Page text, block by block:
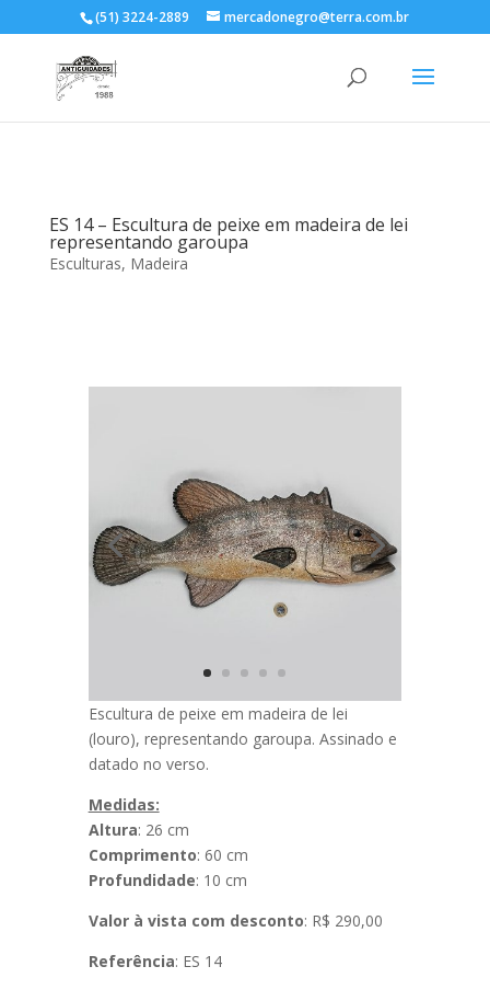
(51) 3224-2889 mercadonegro@terra.com.br
ES 14 – Escultura de peixe em madeira de lei
representando garoupa
Esculturas, Madeira
Escultura de peixe em madeira de lei
(louro), representando garoupa. Assinado e
datado no verso.
Medidas:
Altura: 26 cm
Comprimento: 60 cm
Profundidade: 10 cm
Valor à vista com desconto: R$ 290,00
Referência: ES 14